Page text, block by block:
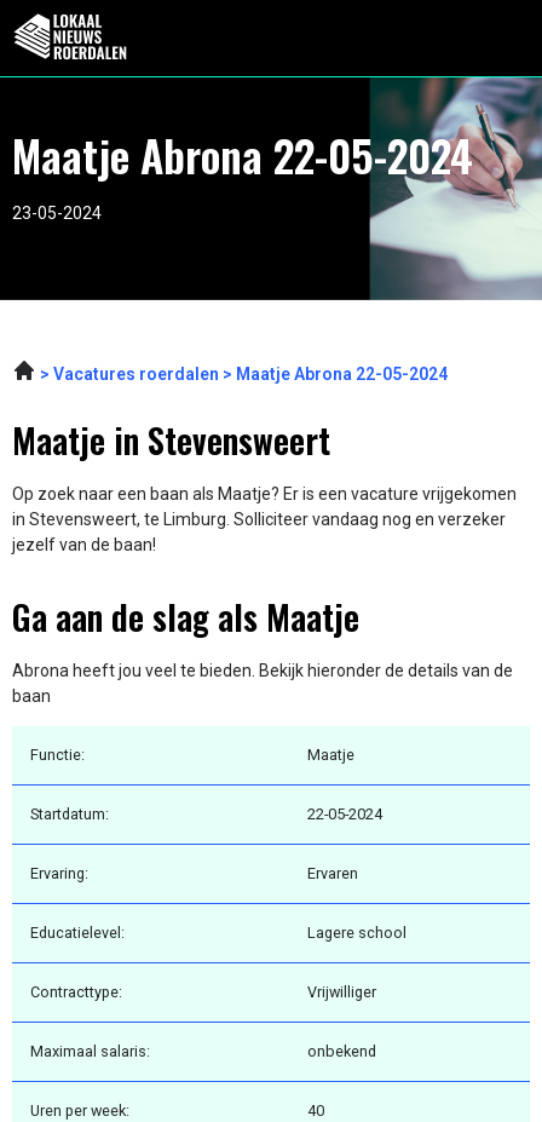
Maatje Abrona 22-05-2024
23-05-2024
Vacatures roerdalen Maatje Abrona 22-05-2024
Maatje in Stevensweert
Op zoek naar een baan als Maatje? Er is een vacature vrijgekomen
in Stevensweert, te Limburg. Solliciteer vandaag nog en verzeker
jezelf van de baan!
Ga aan de slag als Maatje
Abrona heeft jou veel te bieden. Bekijk hieronder de details van de
baan
Functie: Maatje
Startdatum: 22-05-2024
Ervaring: Ervaren
Educatielevel: Lagere school
Contracttype: Vrijwilliger
Maximaal salaris: onbekend
Uren per week: 40